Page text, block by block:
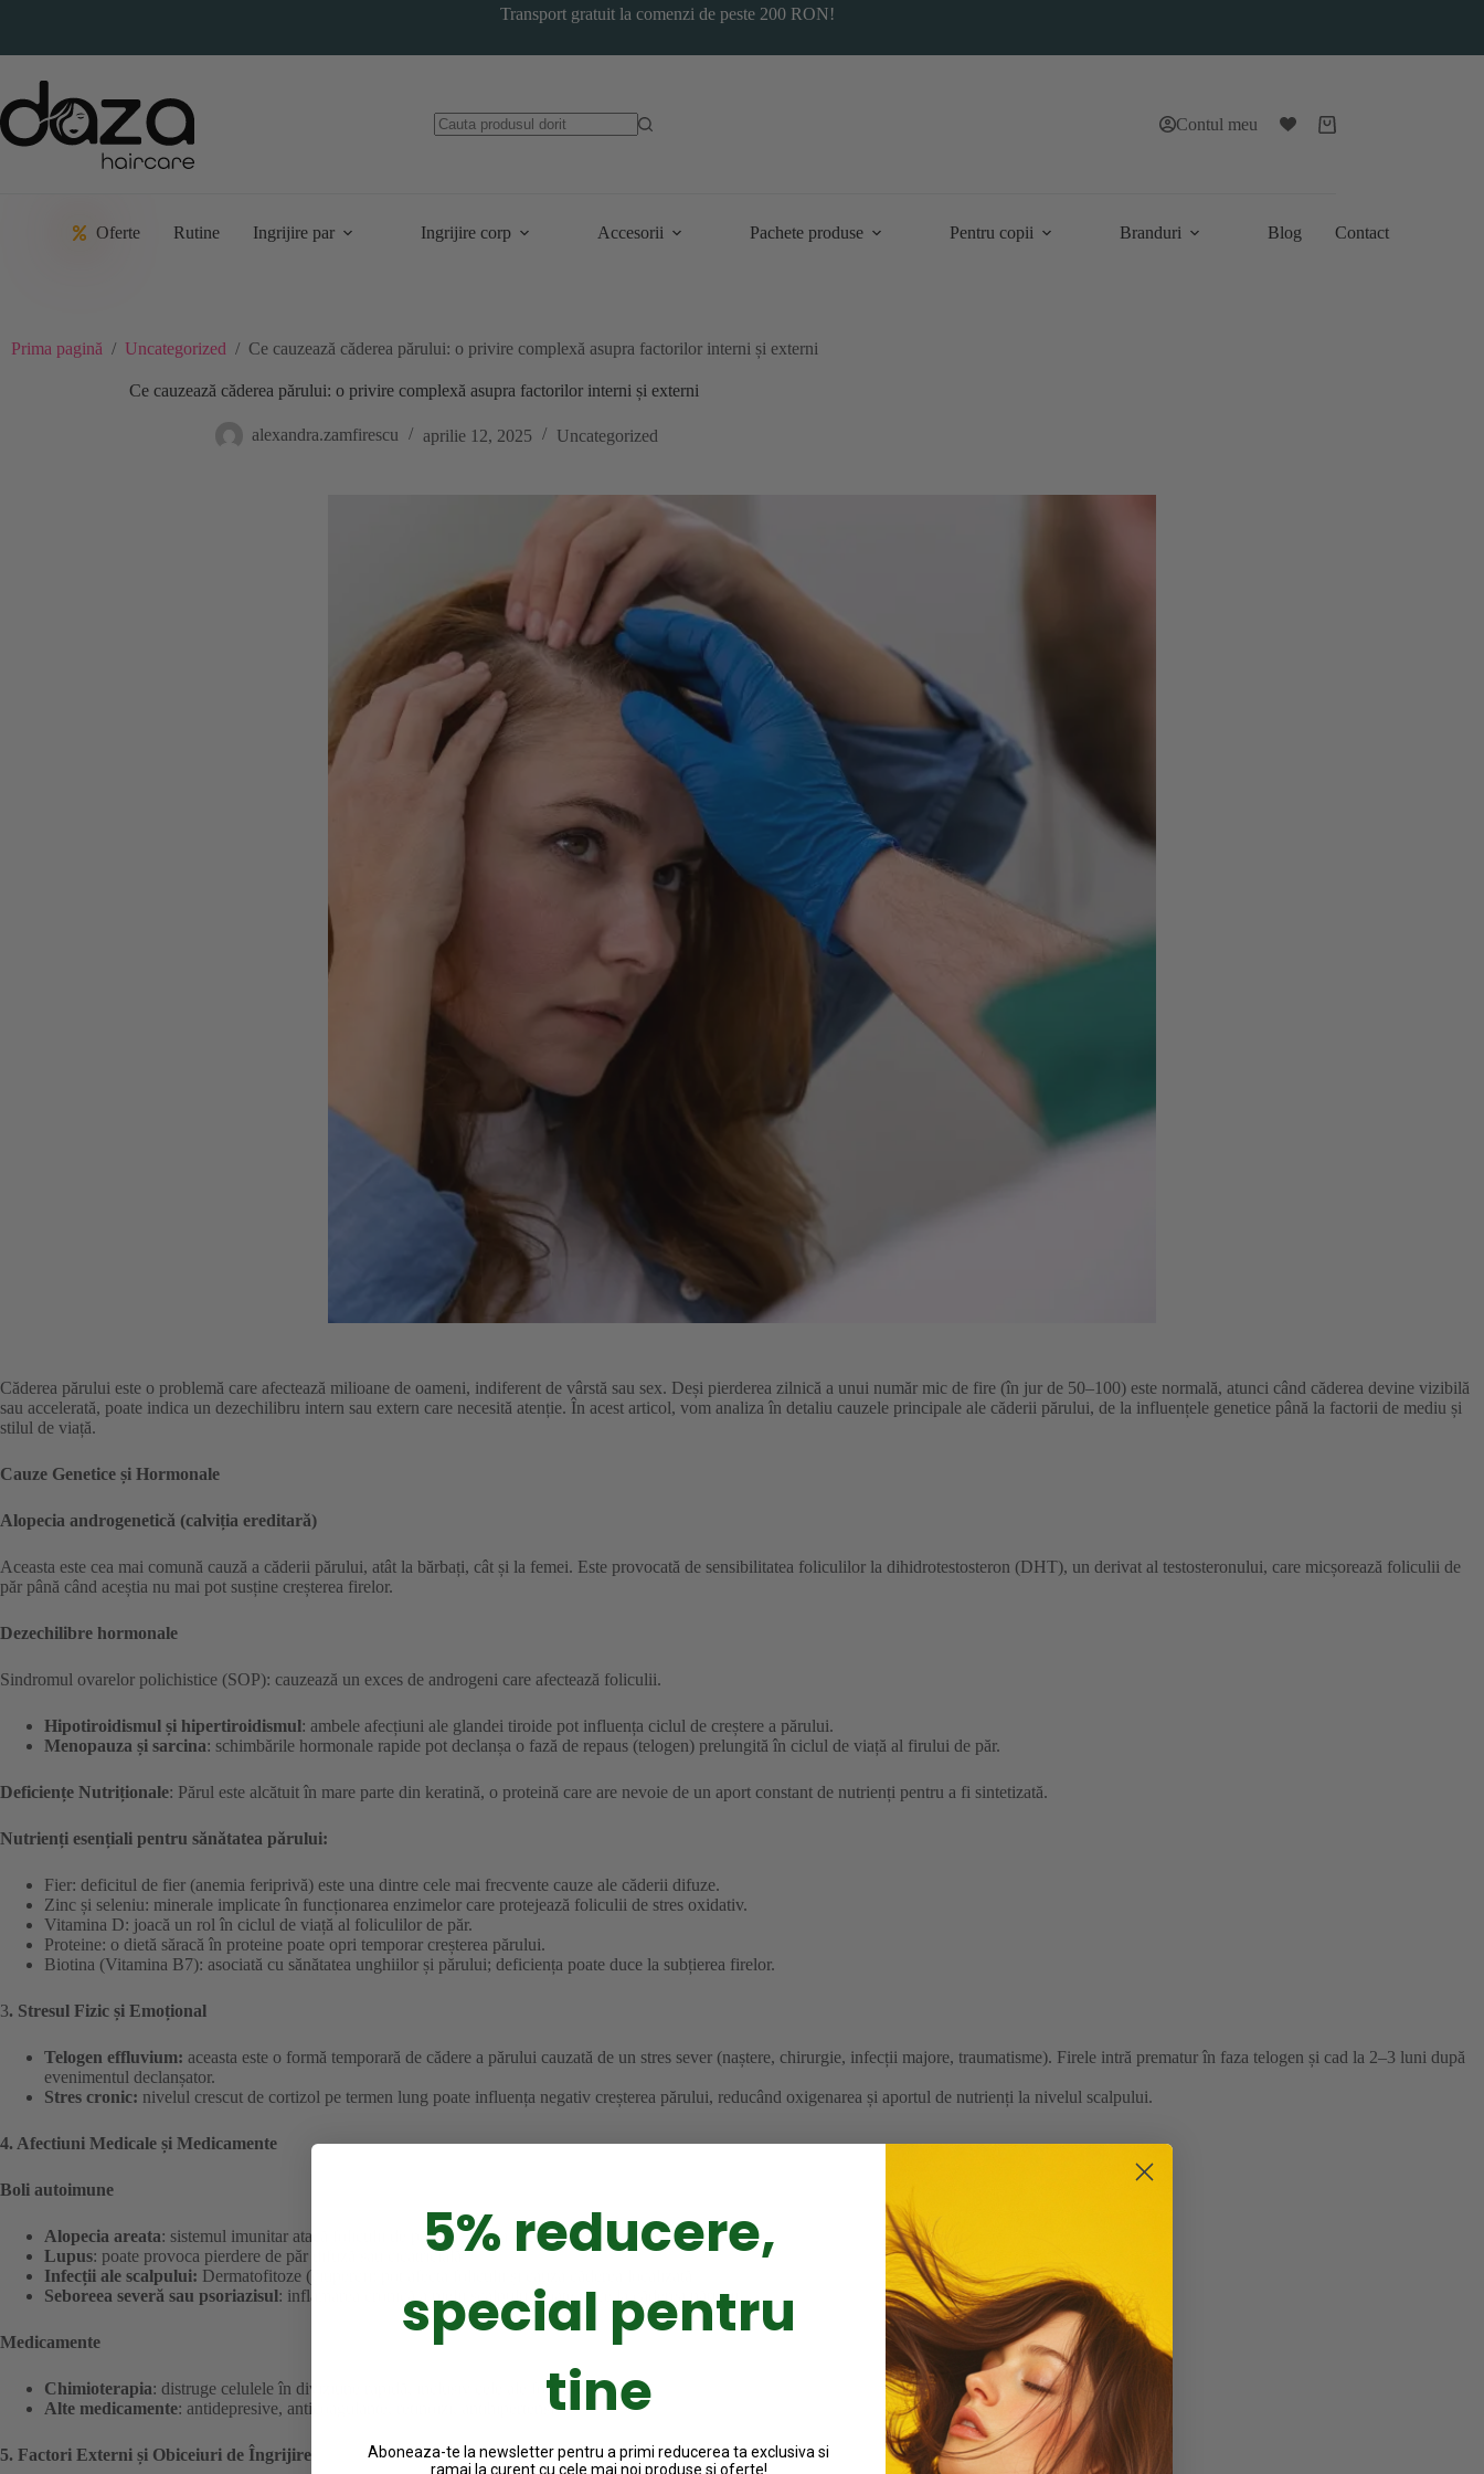
Transport gratuit la comenzi de peste 200 RON!
Contul meu
Coș
Oferte Rutine Ingrijire par Ingrijire corp Accesorii Pachete produse Pentru copii Branduri Blog Contact
Prima pagină / Uncategorized / Ce cauzează căderea părului: o privire complexă asupra factorilor interni și externi
Ce cauzează căderea părului: o privire complexă asupra factorilor interni și externi
alexandra.zamfirescu aprilie 12, 2025 Uncategorized
Căderea părului este o problemă care afectează milioane de oameni, indiferent de vârstă sau sex. Deși pierderea zilnică a unui număr mic de fire (în jur de 50–100) este normală, atunci când căderea devine vizibilă
sau accelerată, poate indica un dezechilibru intern sau extern care necesită atenție. În acest articol, vom analiza în detaliu cauzele principale ale căderii părului, de la influențele genetice până la factorii de mediu și
stilul de viață.
Cauze Genetice și Hormonale
Alopecia androgenetică (calviția ereditară)
Aceasta este cea mai comună cauză a căderii părului, atât la bărbați, cât și la femei. Este provocată de sensibilitatea foliculilor la dihidrotestosteron (DHT), un derivat al testosteronului, care micșorează foliculii de
păr până când aceștia nu mai pot susține creșterea firelor.
Dezechilibre hormonale
Sindromul ovarelor polichistice (SOP): cauzează un exces de androgeni care afectează foliculii.
Hipotiroidismul și hipertiroidismul: ambele afecțiuni ale glandei tiroide pot influența ciclul de creștere a părului.
Menopauza și sarcina: schimbările hormonale rapide pot declanșa o fază de repaus (telogen) prelungită în ciclul de viață al firului de păr.
Deficiențe Nutriționale: Părul este alcătuit în mare parte din keratină, o proteină care are nevoie de un aport constant de nutrienți pentru a fi sintetizată.
Nutrienți esențiali pentru sănătatea părului:
Fier: deficitul de fier (anemia feriprivă) este una dintre cele mai frecvente cauze ale căderii difuze.
Zinc și seleniu: minerale implicate în funcționarea enzimelor care protejează foliculii de stres oxidativ.
Vitamina D: joacă un rol în ciclul de viață al foliculilor de păr.
Proteine: o dietă săracă în proteine poate opri temporar creșterea părului.
Biotina (Vitamina B7): asociată cu sănătatea unghiilor și părului; deficiența poate duce la subțierea firelor.
3. Stresul Fizic și Emoțional
Telogen effluvium: aceasta este o formă temporară de cădere a părului cauzată de un stres sever (naștere, chirurgie, infecții majore, traumatisme). Firele intră prematur în faza telogen și cad la 2–3 luni după
evenimentul declanșator.
Stres cronic: nivelul crescut de cortizol pe termen lung poate influența negativ creșterea părului, reducând oxigenarea și aportul de nutrienți la nivelul scalpului.
4. Afectiuni Medicale și Medicamente
Boli autoimune
Alopecia areata: sistemul imunitar atacă foliculii de păr, ducând la căderea în plăci.
Lupus: poate provoca pierdere de păr difuză sau cicatricială.
Infecții ale scalpului: Dermatofitoze (ciuperci): pot afecta foliculii și cauza căderea localizată.
Seboreea severă sau psoriazisul: inflamarea cronică a pielii scalpului poate duce la căderea părului.
Medicamente
Chimioterapia: distruge celulele în diviziune rapidă, inclusiv cele ale foliculilor de păr.
Alte medicamente: antidepresive, anticoagulante, retinoizi, antihipertensive.
5. Factori Externi și Obiceiuri de Îngrijire
5% reducere,
special pentru
tine
Aboneaza-te la newsletter pentru a primi reducerea ta exclusiva si
ramai la curent cu cele mai noi produse si oferte!